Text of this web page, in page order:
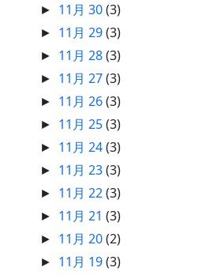
► 11月 30(3)
► 11月 29(3)
► 11月 28(3)
► 11月 27(3)
► 11月 26(3)
► 11月 25(3)
► 11月 24(3)
► 11月 23(3)
► 11月 22(3)
► 11月 21(3)
► 11月 20(2)
► 11月 19(3)